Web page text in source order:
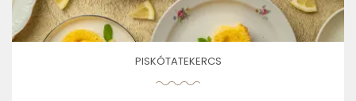
PISKÓTATEKERCS